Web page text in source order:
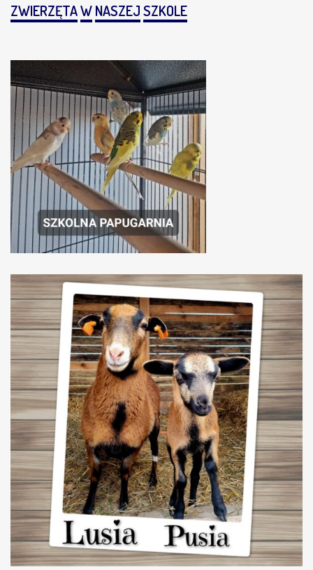
ZWIERZĘTAWNASZEJSZKOLE